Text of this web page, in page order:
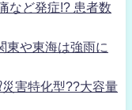
など発症!? 患者数
や東海は強雨に
害特化型??大容量